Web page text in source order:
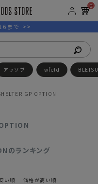
0
まで >>
アッソブ wfeld
GP OPTION
のランキング
い順 価格が高い順